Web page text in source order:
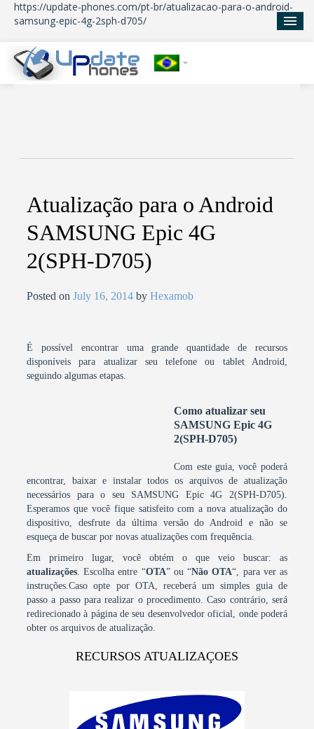
https://update-phones.com/pt-br/atualizacao-para-o-android-
samsung-epic-4g-2sph-d705/
Atualização para o Android
SAMSUNG Epic 4G
2(SPH-D705)
Posted onJuly 16, 2014 byHexamob
É possível encontrar uma grande quantidade de recursos
disponíveis para atualizar seu telefone ou tablet Android,
seguindo algumas etapas.
Como atualizar seu
SAMSUNG Epic 4G
2(SPH-D705)
Com este guia, você poderá
encontrar, baixar e instalar todos os arquivos de atualização
necessários para o seu SAMSUNG Epic 4G 2(SPH-D705).
Esperamos que você fique satisfeito com a nova atualização do
dispositivo, desfrute da última versão do Android e não se
esqueça de buscar por novas atualizações com frequência.
Em primeiro lugar, você obtém o que veio buscar: as
atualizações. Escolha entre “OTA” ou “Não OTA“, para ver as
instruções.Caso opte por OTA, receberá um simples guia de
passo a passo para realizar o procedimento. Caso contrário, será
redirecionado à página de seu desenvolvedor oficial, onde poderá
obter os arquivos de atualização.
RECURSOS ATUALIZAÇOES